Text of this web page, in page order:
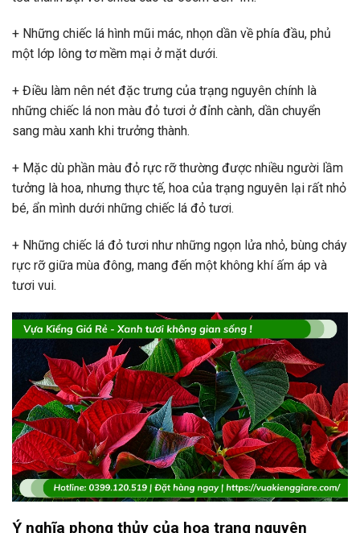
+ Những chiếc lá hình mũi mác, nhọn dần về phía đầu, phủ
một lớp lông tơ mềm mại ở mặt dưới.
+ Điều làm nên nét đặc trưng của trạng nguyên chính là
những chiếc lá non màu đỏ tươi ở đỉnh cành, dần chuyển
sang màu xanh khi trưởng thành.
+ Mặc dù phần màu đỏ rực rỡ thường được nhiều người lầm
tưởng là hoa, nhưng thực tế, hoa của trạng nguyên lại rất nhỏ
bé, ẩn mình dưới những chiếc lá đỏ tươi.
+ Những chiếc lá đỏ tươi như những ngọn lửa nhỏ, bùng cháy
rực rỡ giữa mùa đông, mang đến một không khí ấm áp và
tươi vui.
Ý nghĩa phong thủy của hoa trạng nguyên